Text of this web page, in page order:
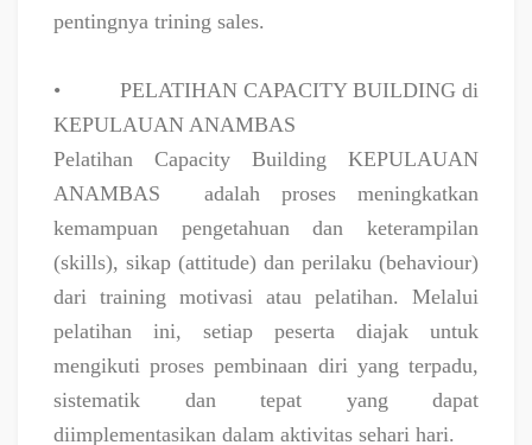
pentingnya trining sales.
•
PELATIHAN CAPACITY BUILDING di
KEPULAUAN ANAMBAS
Pelatihan Capacity Building KEPULAUAN
ANAMBAS
adalah proses meningkatkan
kemampuan pengetahuan dan keterampilan
(skills), sikap (attitude) dan perilaku (behaviour)
dari training motivasi atau pelatihan. Melalui
pelatihan ini, setiap peserta diajak untuk
mengikuti proses pembinaan diri yang terpadu,
sistematik dan tepat yang dapat
diimplementasikan dalam aktivitas sehari hari.